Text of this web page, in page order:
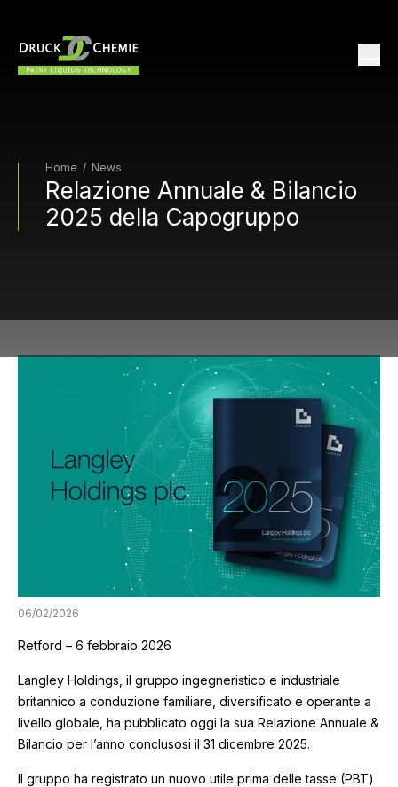
Home / News
Relazione Annuale & Bilancio
2025 della Capogruppo
06/02/2026
Retford – 6 febbraio 2026
Langley Holdings, il gruppo ingegneristico e industriale
britannico a conduzione familiare, diversificato e operante a
livello globale, ha pubblicato oggi la sua Relazione Annuale &
Bilancio per l’anno conclusosi il 31 dicembre 2025.
Il gruppo ha registrato un nuovo utile prima delle tasse (PBT)